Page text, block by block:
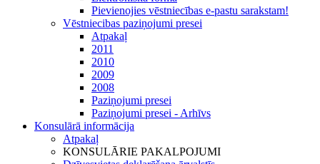
Pievienojies vēstniecības e-pastu sarakstam!
Vēstniecibas paziņojumi presei
Atpakaļ
2011
2010
2009
2008
Paziņojumi presei
Paziņojumi presei - Arhīvs
Konsulārā informācija
Atpakaļ
KONSULĀRIE PAKALPOJUMI